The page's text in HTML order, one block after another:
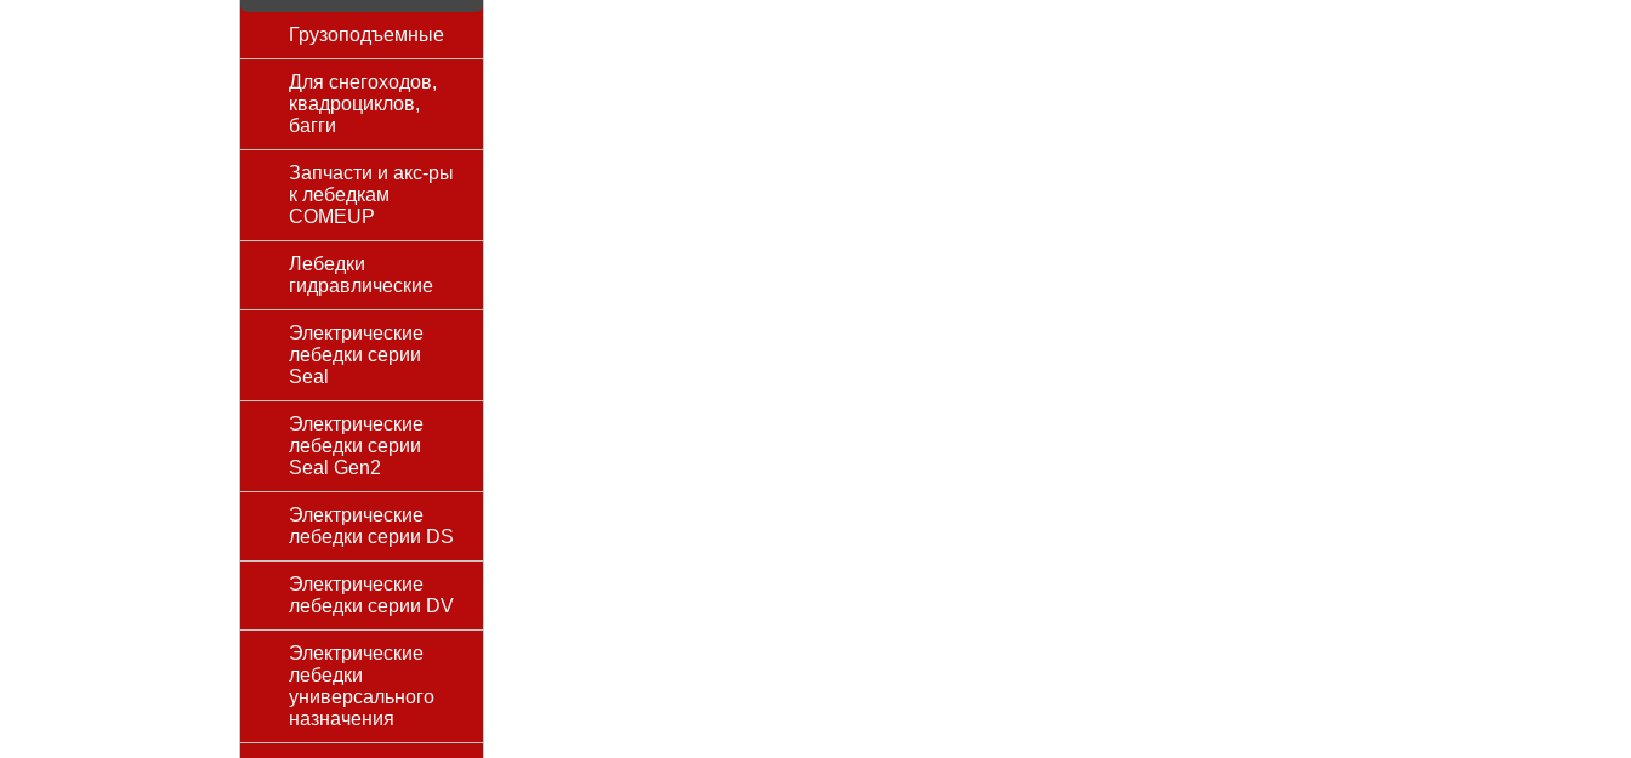
Грузоподъемные
Для снегоходов,
квадроциклов,
багги
Запчасти и акс-ры
к лебедкам
COMEUP
Лебедки
гидравлические
Электрические
лебедки серии
Seal
Электрические
лебедки серии
Seal Gen2
Электрические
лебедки серии DS
Электрические
лебедки серии DV
Электрические
лебедки
универсального
назначения